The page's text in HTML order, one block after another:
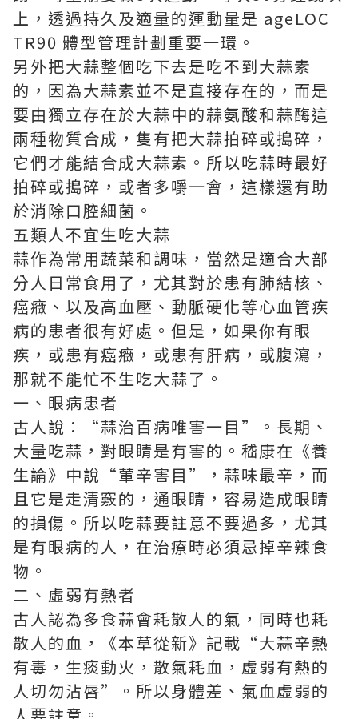
上，透過持久及適量的運動量是 ageLOC
TR90 體型管理計劃重要一環。
另外把大蒜整個吃下去是吃不到大蒜素
的，因為大蒜素並不是直接存在的，而是
要由獨立存在於大蒜中的蒜氨酸和蒜酶這
兩種物質合成，隻有把大蒜拍碎或搗碎，
它們才能結合成大蒜素。所以吃蒜時最好
拍碎或搗碎，或者多嚼一會，這樣還有助
於消除口腔細菌。
五類人不宜生吃大蒜
蒜作為常用蔬菜和調味，當然是適合大部
分人日常食用了，尤其對於患有肺結核、
癌癥、以及高血壓、動脈硬化等心血管疾
病的患者很有好處。但是，如果你有眼
疾，或患有癌癥，或患有肝病，或腹瀉，
那就不能忙不生吃大蒜了。
一、眼病患者
古人說：“蒜治百病唯害一目”。長期、
大量吃蒜，對眼睛是有害的。嵇康在《養
生論》中說“葷辛害目”，蒜味最辛，而
且它是走清竅的，通眼睛，容易造成眼睛
的損傷。所以吃蒜要註意不要過多，尤其
是有眼病的人，在治療時必須忌掉辛辣食
物。
二、虛弱有熱者
古人認為多食蒜會耗散人的氣，同時也耗
散人的血，《本草從新》記載“大蒜辛熱
有毒，生痰動火，散氣耗血，虛弱有熱的
人切勿沾唇”。所以身體差、氣血虛弱的